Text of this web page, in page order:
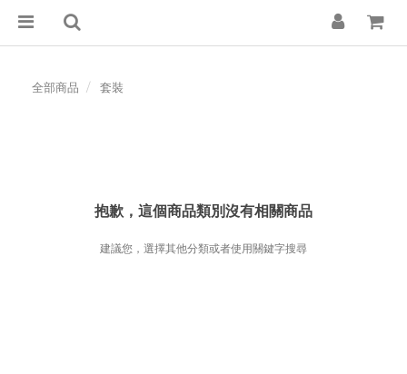
全部商品 套裝
抱歉，這個商品類別沒有相關商品
建議您，選擇其他分類或者使用關鍵字搜尋